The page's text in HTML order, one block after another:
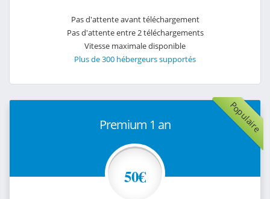
Pas d'attente avant téléchargement
Pas d'attente entre 2 téléchargements
Vitesse maximale disponible
Plus de 300 hébergeurs supportés
Populaire
Premium 1 an
50€